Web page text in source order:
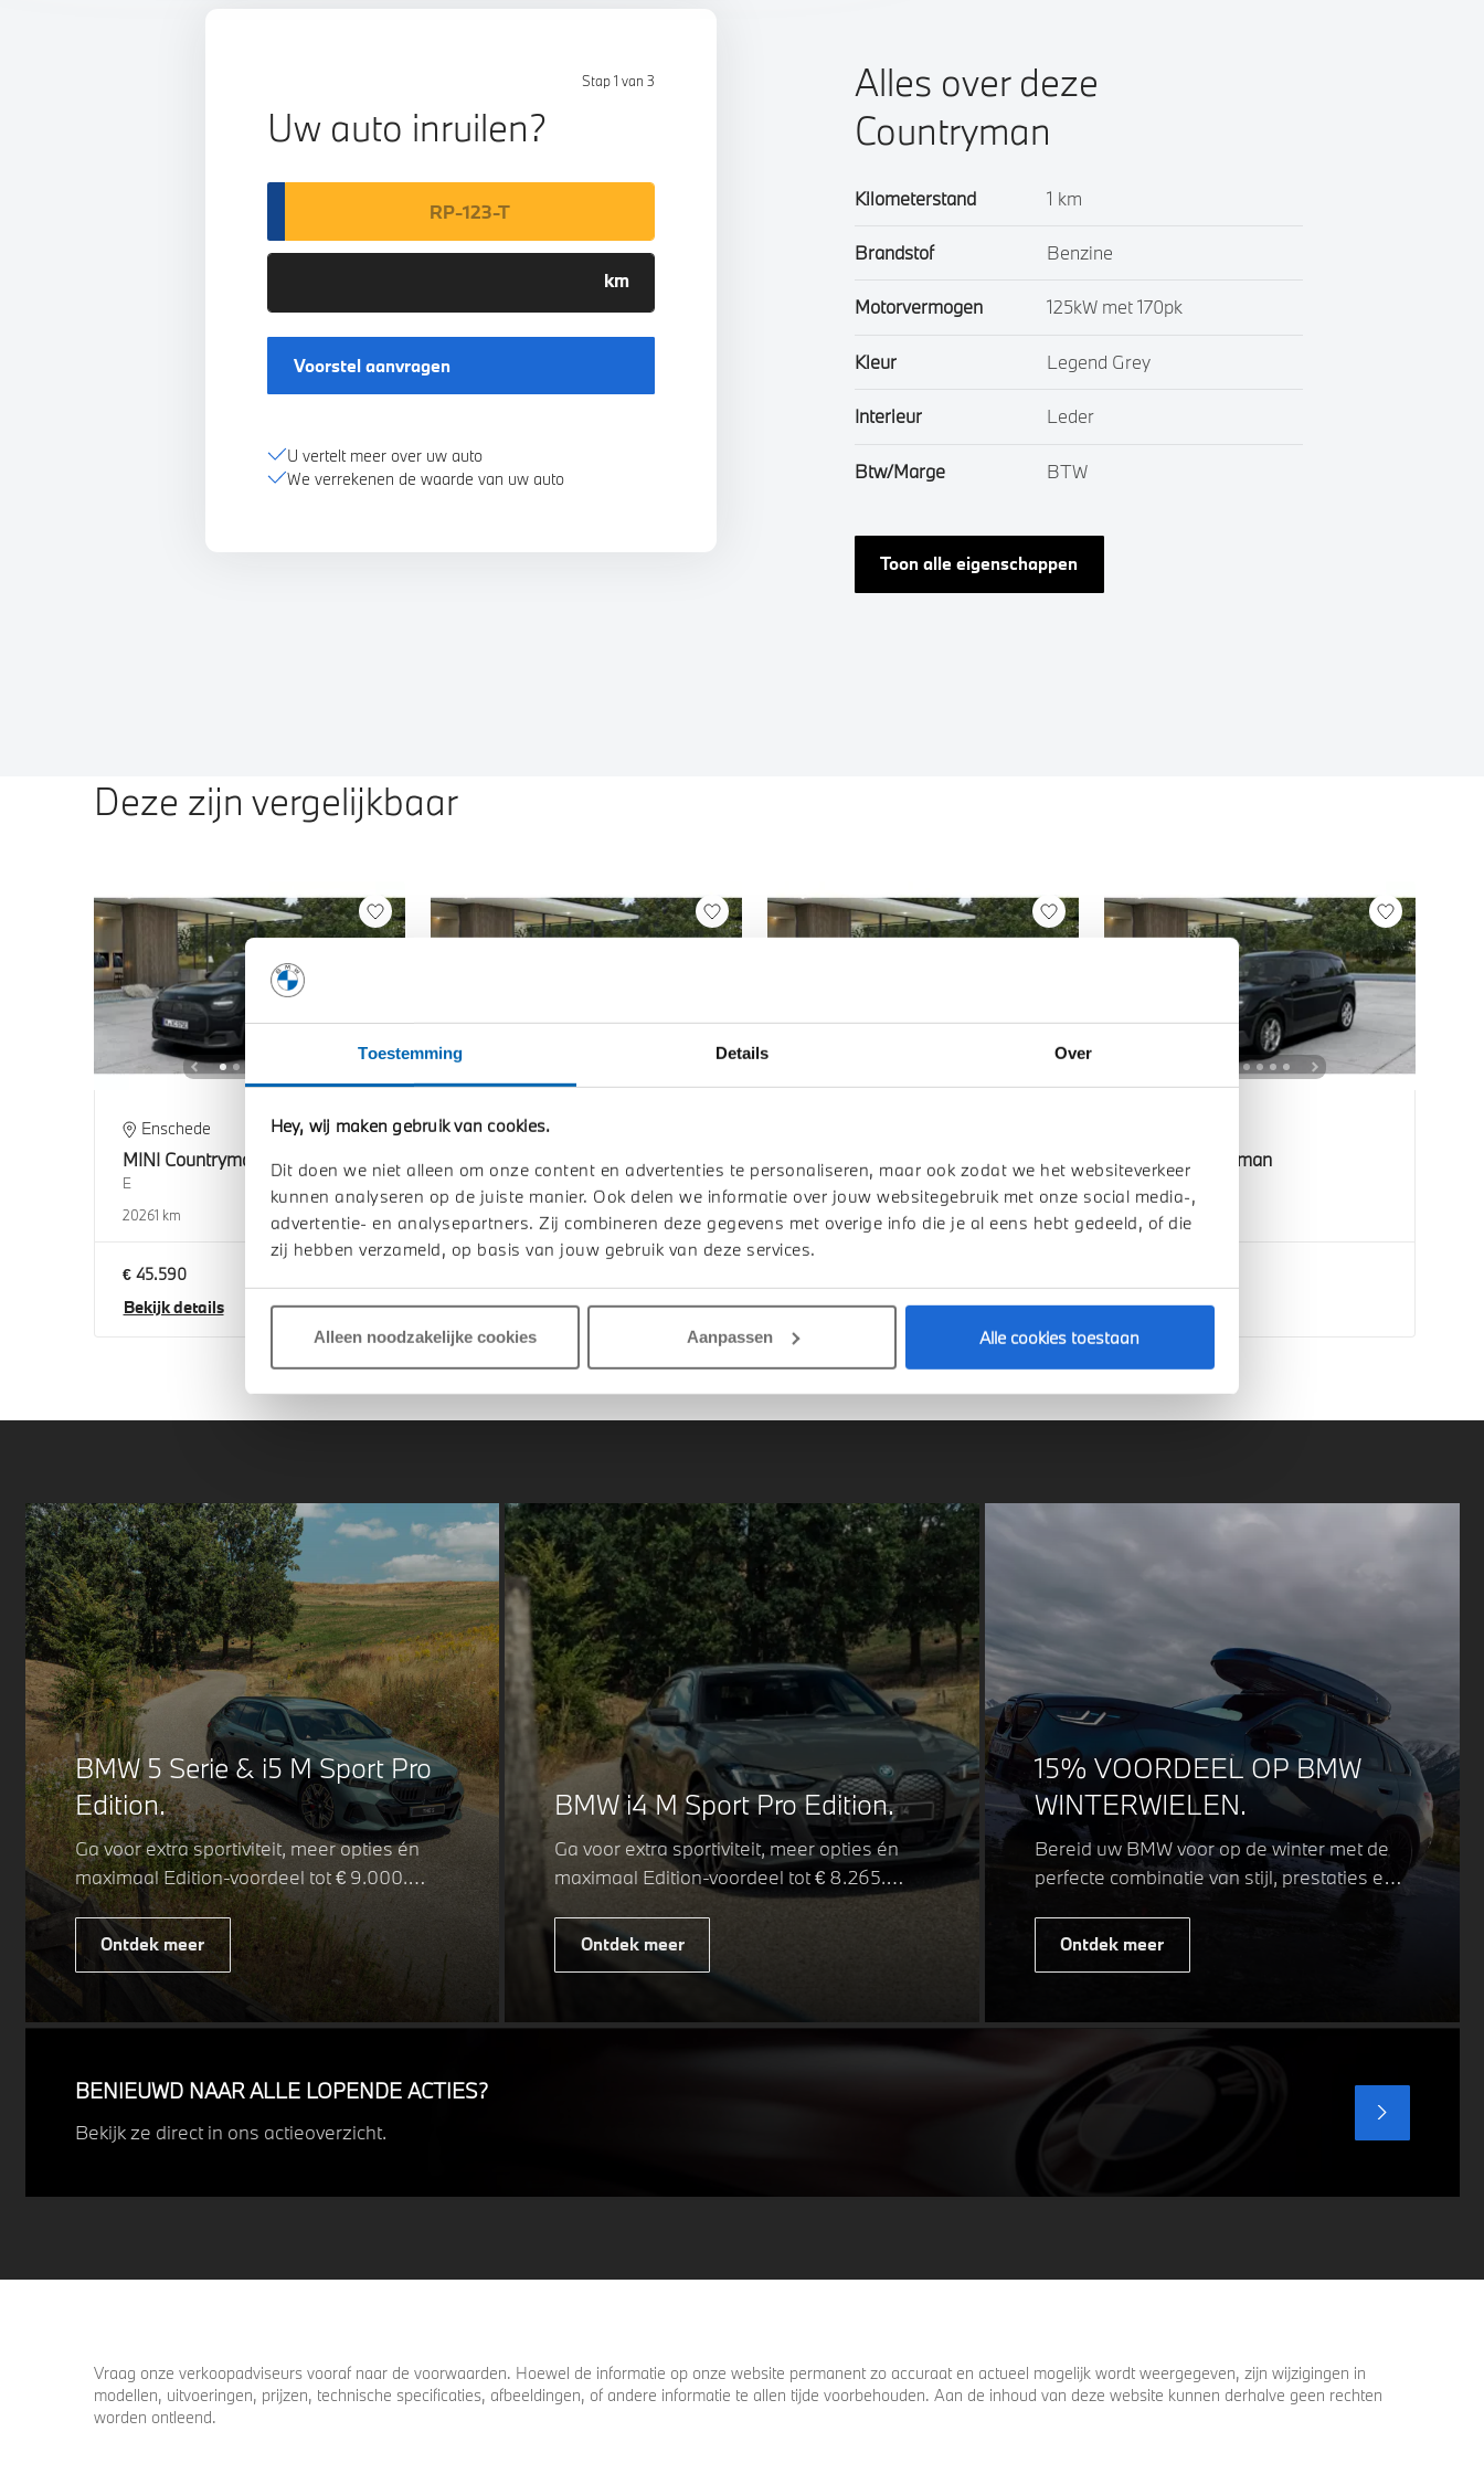
Toestemming Details Over
Hey, wij maken gebruik van cookies.
Dit doen we niet alleen om onze content en advertenties te personaliseren, maar ook zodat we het websiteverkeer
kunnen analyseren op de juiste manier. Ook delen we informatie over jouw websitegebruik met onze social media-,
advertentie- en analysepartners. Zij combineren deze gegevens met overige info die je al eens hebt gedeeld, of die
zij hebben verzameld, op basis van jouw gebruik van deze services.
Alleen noodzakelijke cookies Aanpassen Alle cookies toestaan
Stap 1 van 3
Uw auto inruilen?
Voorstel aanvragen
U vertelt meer over uw auto
We verrekenen de waarde van uw auto
Alles over deze
Countryman
Kilometerstand 1 km
Brandstof Benzine
Motorvermogen 125kW met 170pk
Kleur Legend Grey
Interieur Leder
Btw/Marge BTW
Toon alle eigenschappen
Deze zijn vergelijkbaar
Enschede
MINI Countryman
E
20261 km
€ 45.590
Bekijk details
's-Hertogenbosch
Countryman
20261 km
Bekijk details
MINI
20261 km
Bekijk details
MINI Countryman
2026 1 km
Bekijk details
BMW 5 Serie & i5 M Sport Pro
Edition.
Ga voor extra sportiviteit, meer opties én
maximaal Edition-voordeel tot € 9.000.
Fiscaal leverbaar vanaf € 75.347. Met de
BMW 5 Serie & i5 M Sport Pro Edition kiest
u voor een rijk uitgeruste uitvoering waarin
juist de details het verschil maken. De
details die ervoor zorgen dat u nog één
Ontdek meer
BMW i4 M Sport Pro Edition.
Ga voor extra sportiviteit, meer opties én
maximaal Edition-voordeel tot € 8.265.
Fiscaal leverbaar vanaf € 59.032. Met de
BMW i4 M Sport Pro Edition kiest u voor
een rijk uitgeruste uitvoering waarin juist de
details het verschil maken. De details die
ervoor zorgen dat u nog één keer omkijkt
Ontdek meer
15% VOORDEEL OP BMW
WINTERWIELEN.
Bereid uw BMW voor op de winter met de
perfecte combinatie van stijl, prestaties en
of elegante look, onze winterwielen zijn
uitdagende weersomstandigheden.
Profiteer nu van15% voordeel.
Ontdek meer
BENIEUWD NAAR ALLE LOPENDE ACTIES?
Bekijk ze direct in ons actieoverzicht.
Vraag onze verkoopadviseurs vooraf naar de voorwaarden. Hoewel de informatie op onze website permanent zo accuraat en actueel mogelijk wordt weergegeven, zijn wijzigingen in
modellen, uitvoeringen, prijzen, technische specificaties, afbeeldingen, of andere informatie te allen tijde voorbehouden. Aan de inhoud van deze website kunnen derhalve geen rechten
worden ontleend.